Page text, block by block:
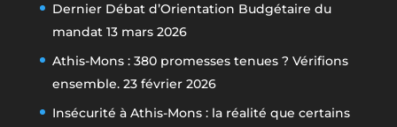
Dernier Débat d’Orientation Budgétaire du
mandat 13 mars 2026
Athis-Mons : 380 promesses tenues ? Vérifions
ensemble. 23 février 2026
Insécurité à Athis-Mons : la réalité que certains